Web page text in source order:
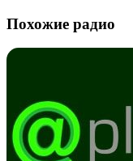
Похожие радио